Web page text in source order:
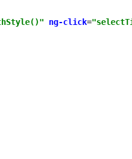
ng-click=